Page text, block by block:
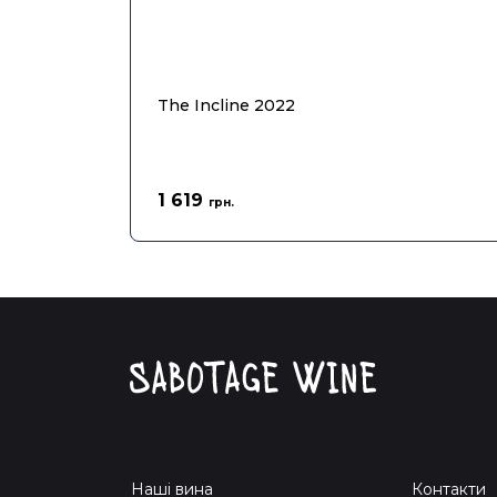
The Incline 2022
1 619 грн.
Наші вина Контакти